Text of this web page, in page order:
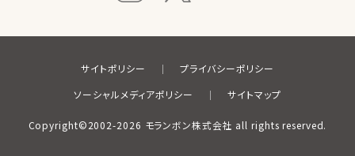
Copyright©2002-2026 モランボン株式会社 all rights reserved.
サイトポリシー
プライバシーポリシー
ソーシャルメディアポリシー
サイトマップ